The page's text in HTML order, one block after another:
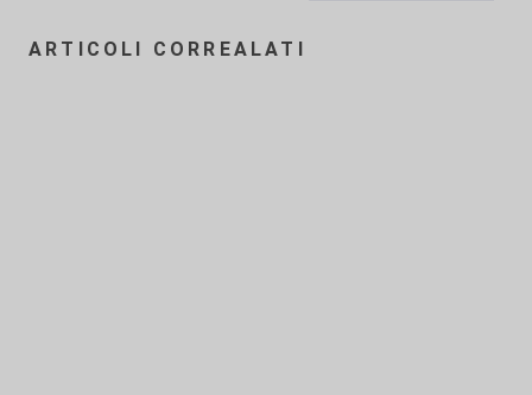
ARTICOLI CORREALATI